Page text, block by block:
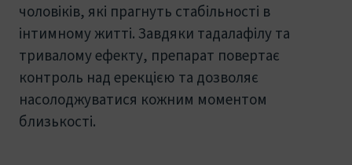
чоловіків, які прагнуть стабільності в
інтимному житті. Завдяки тадалафілу та
тривалому ефекту, препарат повертає
контроль над ерекцією та дозволяє
насолоджуватися кожним моментом
близькості.